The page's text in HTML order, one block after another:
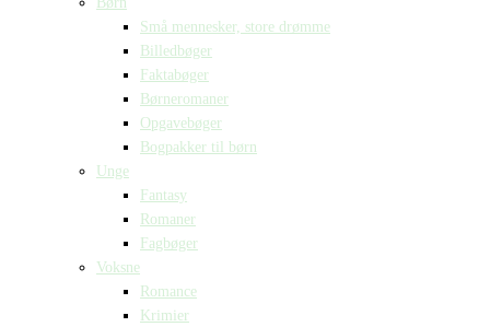
Små mennesker, store drømme
Billedbøger
Faktabøger
Børneromaner
Opgavebøger
Bogpakker til børn
Unge
Fantasy
Romaner
Fagbøger
Voksne
Romance
Krimier